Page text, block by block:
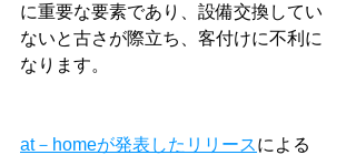
に重要な要素であり、設備交換してい
ないと古さが際立ち、客付けに不利に
なります。
at－homeが発表したリリースによる